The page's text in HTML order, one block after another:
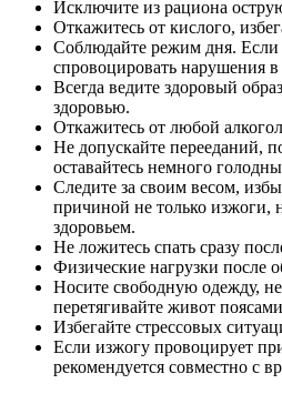
Исключите из рациона
Откажитесь от кислого,
Соблюдайте режим дня.
спровоцировать нарушения в
Всегда ведите здоровый
здоровью.
Откажитесь от любой
Не допускайте перееданий,
оставайтесь немного
Следите за своим весом,
причиной не только изжоги,
здоровьем.
Не ложитесь спать сразу
Физические нагрузки после
Носите свободную одежду,
перетягивайте живот
Избегайте стрессовых
Если изжогу провоцирует
рекомендуется совместно с